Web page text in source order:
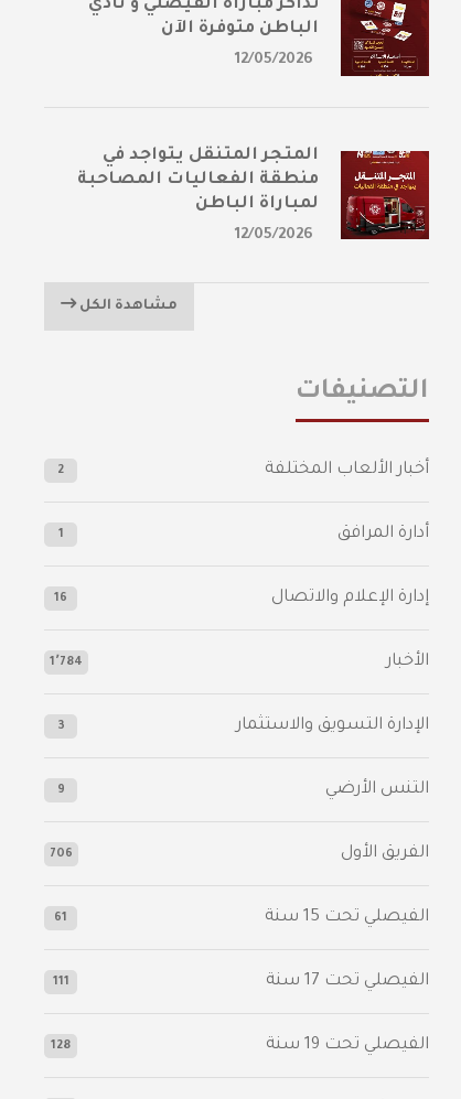
تذاكر مباراة الفيصلي و نادي
الباطن متوفرة الآن
12/05/2026
المتجر المتنقل يتواجد في
منطقة الفعاليات المصاحبة
لمباراة الباطن
12/05/2026
مشاهدة الكل
التصنيفات
أخبار الألعاب المختلفة 2
أدارة المرافق 1
إدارة الإعلام والاتصال 16
الأخبار 1٬784
الإدارة التسويق والاستثمار 3
التنس الأرضي 9
الفريق الأول 706
الفيصلي‬⁩ تحت 15 سنة 61
‫الفيصلي‬⁩ تحت 17 سنة 111
الفيصلي‬⁩ تحت 19 سنة 128